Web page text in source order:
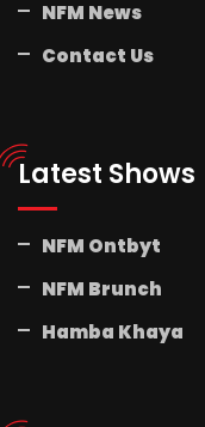
NFM News
Contact Us
Latest Shows
NFM Ontbyt
NFM Brunch
Hamba Khaya